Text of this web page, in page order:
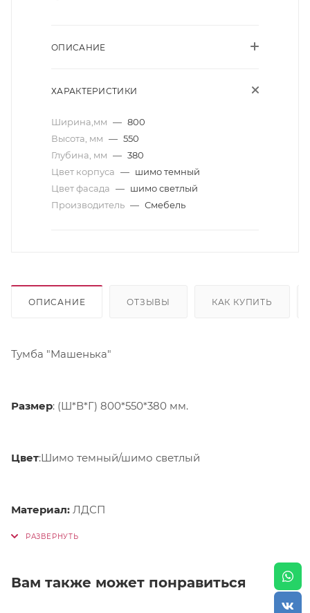
ОПИСАНИЕ
ХАРАКТЕРИСТИКИ
Ширина,мм — 800
Высота, мм — 550
Глубина, мм — 380
Цвет корпуса — шимо темный
Цвет фасада — шимо светлый
Производитель — Смебель
ОПИСАНИЕ ОТЗЫВЫ КАК КУПИТЬ
Тумба "Машенька"
Размер: (Ш*В*Г) 800*550*380 мм.
Цвет:Шимо темный/шимо светлый
Материал: ЛДСП
Вам также может понравиться